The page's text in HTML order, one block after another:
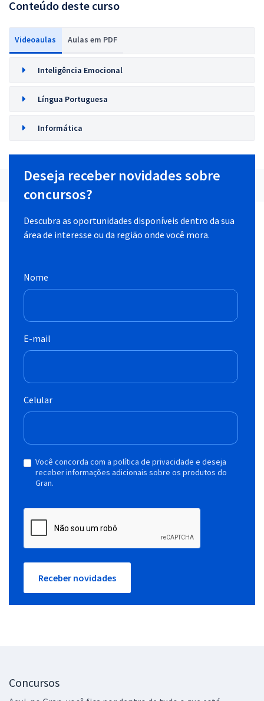
Conteúdo deste curso
Videoaulas Aulas em PDF
Inteligência Emocional
Língua Portuguesa
Informática
Deseja receber novidades sobre
concursos?
Descubra as oportunidades disponíveis dentro da sua
área de interesse ou da região onde você mora.
Nome
E-mail
Celular
Você concorda com a política de privacidade e deseja
receber informações adicionais sobre os produtos do
Gran.
Receber novidades
Concursos